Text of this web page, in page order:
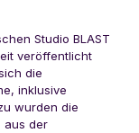
Studio BLAST
veröffentlicht
die
inklusive
wurden die
aus der